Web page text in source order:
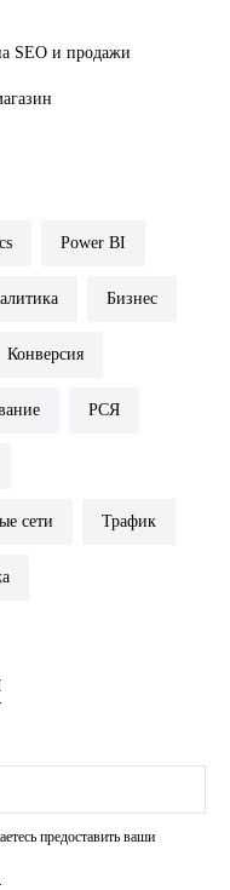
SEO и продажи
Power BI
Бизнес
Конверсия
РСЯ
сети Трафик
предоставить ваши